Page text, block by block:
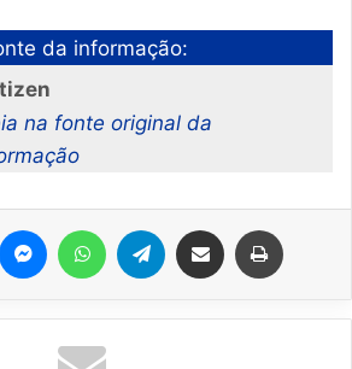
da informação:
na fonte original da